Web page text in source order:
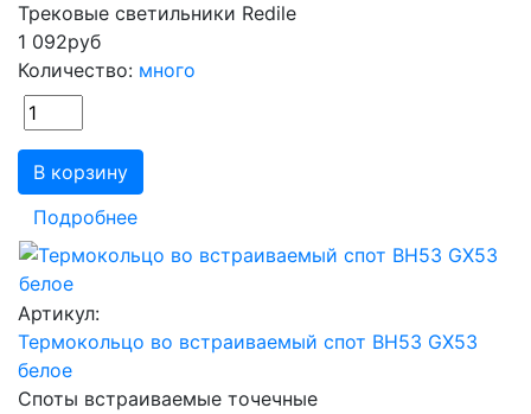
Трековые светильники Redile
1 092руб
Количество: много
В корзину
Подробнее
Артикул:
Термокольцо во встраиваемый спот BH53 GX53
белое
Споты встраиваемые точечные